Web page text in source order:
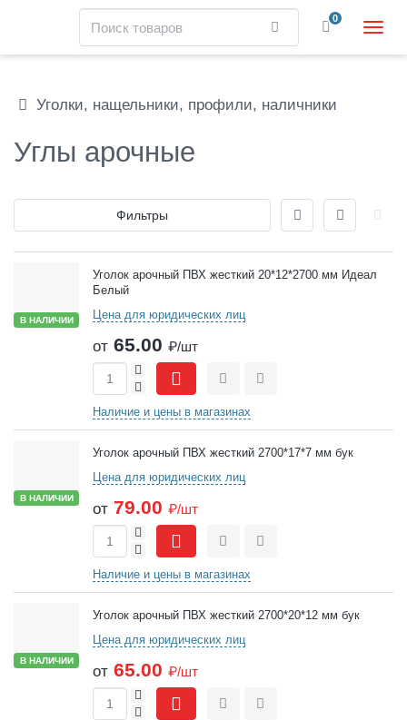
main
Найти 0
Уголки, нащельники, профили, наличники
Углы арочные
Фильтры
В НАЛИЧИИ
Уголок арочный ПВХ жесткий 20*12*2700 мм Идеал
Белый
Цена для юридических лиц
от 65.00 ₽/шт
-
+
СравнитьОтложить
Наличие и цены в магазинах
В НАЛИЧИИ
Уголок арочный ПВХ жесткий 2700*17*7 мм бук
Цена для юридических лиц
от 79.00 ₽/шт
-
+
СравнитьОтложить
Наличие и цены в магазинах
В НАЛИЧИИ
Уголок арочный ПВХ жесткий 2700*20*12 мм бук
Цена для юридических лиц
от 65.00 ₽/шт
-
+
СравнитьОтложить